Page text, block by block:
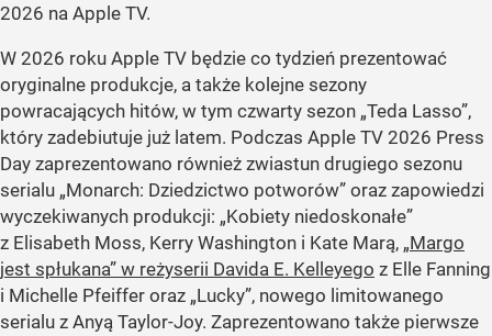
2026 na Apple TV.
W 2026 roku Apple TV będzie co tydzień prezentować
oryginalne produkcje, a także kolejne sezony
powracających hitów, w tym czwarty sezon „Teda Lasso”,
który zadebiutuje już latem. Podczas Apple TV 2026 Press
Day zaprezentowano również zwiastun drugiego sezonu
serialu „Monarch: Dziedzictwo potworów” oraz zapowiedzi
wyczekiwanych produkcji: „Kobiety niedoskonałe”
z Elisabeth Moss, Kerry Washington i Kate Marą, „Margo
jest spłukana” w reżyserii Davida E. Kelleyego z Elle Fanning
i Michelle Pfeiffer oraz „Lucky”, nowego limitowanego
serialu z Anyą Taylor-Joy. Zaprezentowano także pierwsze